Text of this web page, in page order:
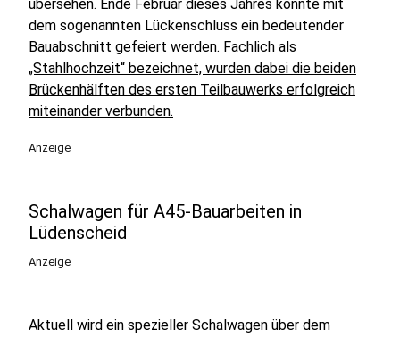
übersehen. Ende Februar dieses Jahres konnte mit
dem sogenannten Lückenschluss ein bedeutender
Bauabschnitt gefeiert werden. Fachlich als
„Stahlhochzeit“ bezeichnet, wurden dabei die beiden
Brückenhälften des ersten Teilbauwerks erfolgreich
miteinander verbunden.
Anzeige
Schalwagen für A45-Bauarbeiten in
Lüdenscheid
Anzeige
Aktuell wird ein spezieller Schalwagen über dem